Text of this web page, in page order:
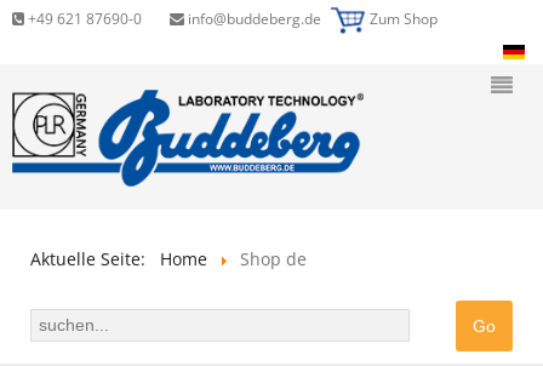
+49 621 87690-0 info@buddeberg.de Zum Shop
Aktuelle Seite: Home Shop de